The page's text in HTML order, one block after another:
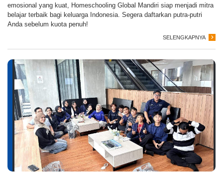
emosional yang kuat, Homeschooling Global Mandiri siap menjadi mitra
belajar terbaik bagi keluarga Indonesia. Segera daftarkan putra-putri
Anda sebelum kuota penuh!
SELENGKAPNYA